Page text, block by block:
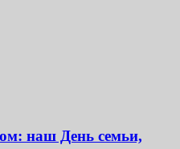
наш День семьи,